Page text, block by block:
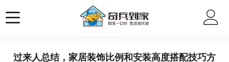
过来人总结，家居装饰比例和安装高度搭配技巧方